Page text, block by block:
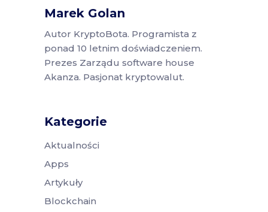
Marek Golan
Autor KryptoBota. Programista z
ponad 10 letnim doświadczeniem.
Prezes Zarządu software house
Akanza. Pasjonat kryptowalut.
Kategorie
Aktualności
Apps
Artykuły
Blockchain